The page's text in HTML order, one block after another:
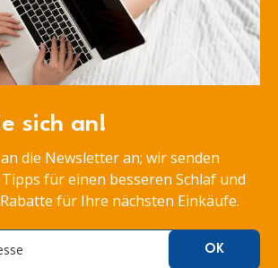
sich an!
die Newsletter an; wir senden
für einen besseren Schlaf und
für Ihre nächsten Einkäufe.